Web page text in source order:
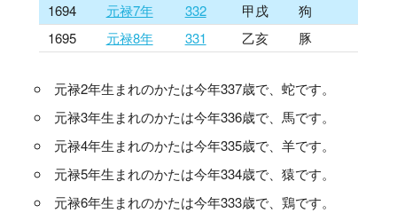
1694
元禄7年 332 甲戌
狗
1695
元禄8年 331 乙亥 豚
元禄2年生まれのかたは今年337歳で、蛇です。
元禄3年生まれのかたは今年336歳で、馬です。
元禄4年生まれのかたは今年335歳で、羊です。
元禄5年生まれのかたは今年334歳で、猿です。
元禄6年生まれのかたは今年333歳で、鶏です。